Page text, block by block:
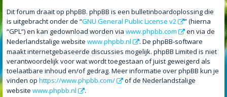
Dit forum draait op phpBB. phpBB is een bulletinboardoplossing die
is uitgebracht onder de “GNU General Public License v2
” (hierna
“GPL”) en kan gedownload worden via www.phpbb.com
en via de
Nederlandstalige website www.phpbb.nl
. De phpBB-software
maakt internetgebaseerde discussies mogelijk. phpBB Limited is niet
verantwoordelijk voor wat wordt toegestaan of juist geweigerd als
toelaatbare inhoud en/of gedrag. Meer informatie over phpBB kun je
vinden op https://www.phpbb.com/
of de Nederlandstalige
website www.phpbb.nl .